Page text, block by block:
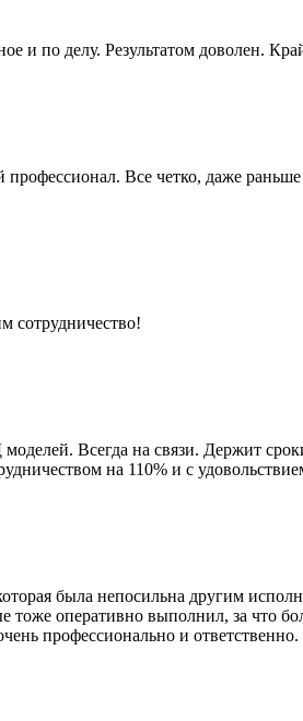
по делу. Результатом доволен.
Все четко, даже
сотрудничество!
Всегда на связи. Держит
на 110% и с
была непосильна другим
тоже оперативно выполнил, за что
профессионально и ответственно.